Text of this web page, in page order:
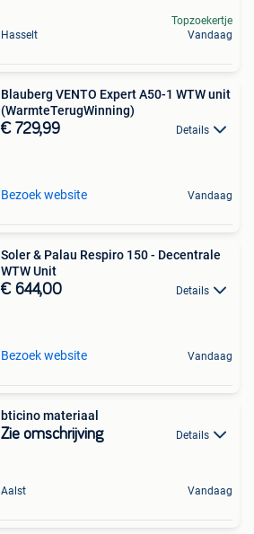
Hasselt
Topzoekertje
Vandaag
Blauberg VENTO Expert A50-1 WTW unit
(WarmteTerugWinning)
€ 729,99 Details
Bezoek website Vandaag
Soler & Palau Respiro 150 - Decentrale
WTW Unit
€ 644,00 Details
Bezoek website Vandaag
bticino materiaal
Zie omschrijving Details
Aalst Vandaag